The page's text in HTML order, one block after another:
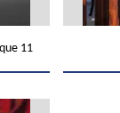
11